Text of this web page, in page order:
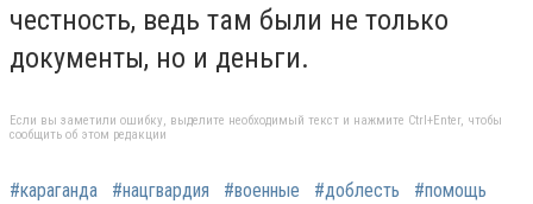
честность, ведь там были не только
документы, но и деньги.
Если вы заметили ошибку, выделите необходимый текст и нажмите Ctrl+Enter, чтобы
сообщить об этом редакции
#караганда #нацгвардия #военные #доблесть #помощь